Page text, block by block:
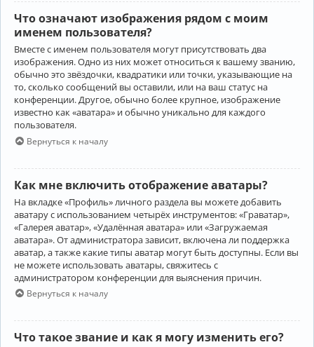
Что означают изображения рядом с моим
именем пользователя?
Вместе с именем пользователя могут присутствовать два
изображения. Одно из них может относиться к вашему званию,
обычно это звёздочки, квадратики или точки, указывающие на
то, сколько сообщений вы оставили, или на ваш статус на
конференции. Другое, обычно более крупное, изображение
известно как «аватара» и обычно уникально для каждого
пользователя.
Вернуться к началу
Как мне включить отображение аватары?
На вкладке «Профиль» личного раздела вы можете добавить
аватару с использованием четырёх инструментов: «Граватар»,
«Галерея аватар», «Удалённая аватара» или «Загружаемая
аватара». От администратора зависит, включена ли поддержка
аватар, а также какие типы аватар могут быть доступны. Если вы
не можете использовать аватары, свяжитесь с
администратором конференции для выяснения причин.
Вернуться к началу
Что такое звание и как я могу изменить его?